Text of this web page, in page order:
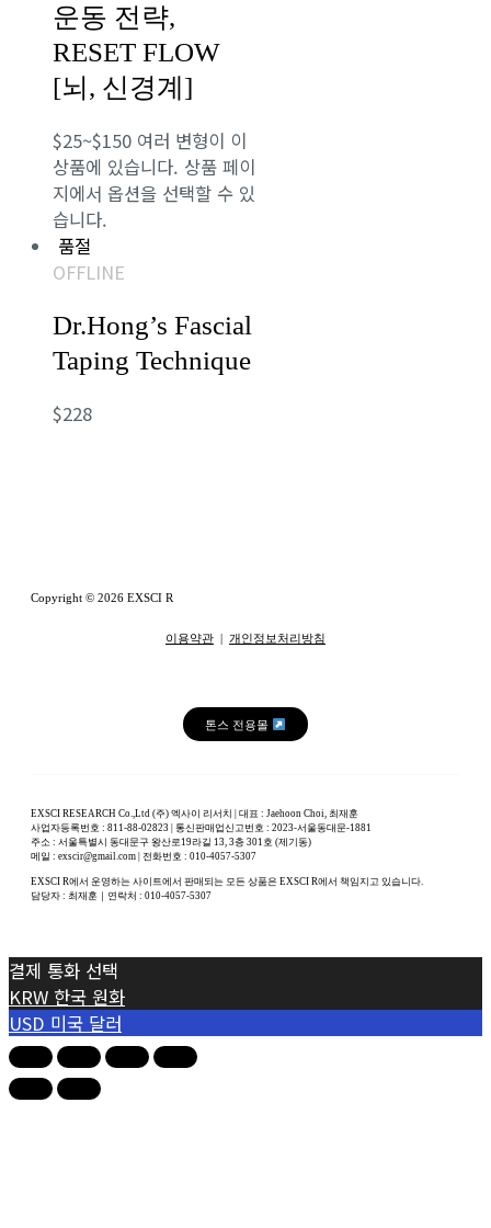
운동 전략,
RESET FLOW
[뇌, 신경계]
$25~$150 여러 변형이 이
상품에 있습니다. 상품 페이
지에서 옵션을 선택할 수 있
습니다.
품절
OFFLINE
Dr.Hong’s Fascial
Taping Technique
$228
Copyright © 2026 EXSCI R
이용약관 개인정보처리방침
톤스 전용몰
EXSCI RESEARCH Co.,Ltd (주) 엑사이 리서치 | 대표 : Jaehoon Choi, 최재훈
사업자등록번호 : 811-88-02823 | 통신판매업신고번호 : 2023-서울동대문-1881
주소 : 서울특별시 동대문구 왕산로19라길 13, 3층 301호 (제기동)
메일 : exscir@gmail.com | 전화번호 : 010-4057-5307
EXSCI R에서 운영하는 사이트에서 판매되는 모든 상품은 EXSCI R에서 책임지고 있습니다.
담당자 : 최재훈｜연락처 : 010-4057-5307
결제 통화 선택
KRW 한국 원화
USD 미국 달러